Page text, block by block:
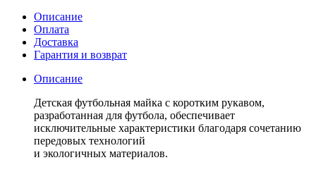
Описание
Оплата
Доставка
Гарантия и возврат
Описание
Детская футбольная майка с коротким рукавом,
разработанная для футбола, обеспечивает
исключительные характеристики благодаря сочетанию
передовых технологий
и экологичных материалов.